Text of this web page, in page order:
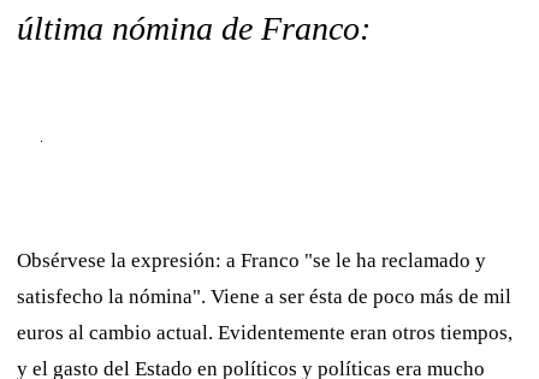
última nómina de Franco:
Obsérvese la expresión: a Franco "se le ha reclamado y
satisfecho la nómina". Viene a ser ésta de poco más de mil
euros al cambio actual. Evidentemente eran otros tiempos,
y el gasto del Estado en políticos y políticas era mucho